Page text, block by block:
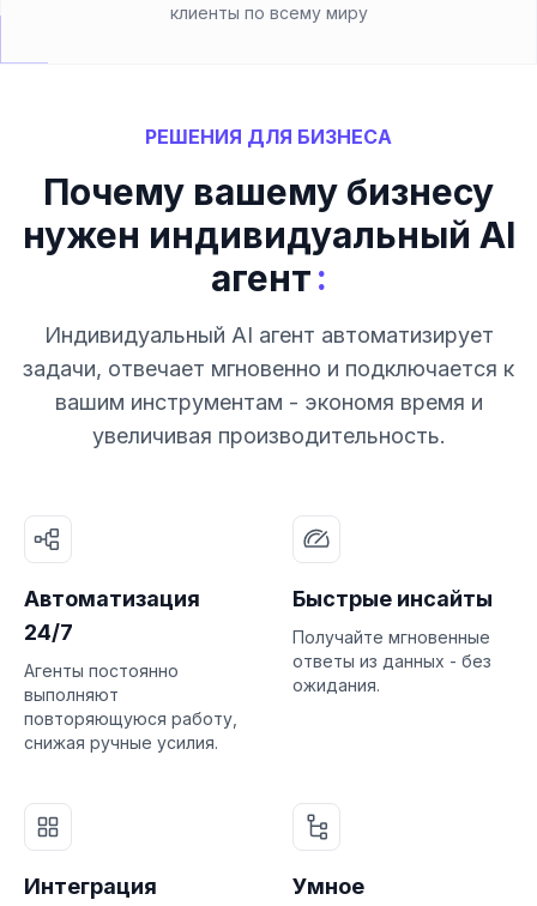
клиенты по всему миру
РЕШЕНИЯ ДЛЯ БИЗНЕСА
Почему вашему бизнесу
нужен индивидуальный AI
агент:
Индивидуальный AI агент автоматизирует
задачи, отвечает мгновенно и подключается к
вашим инструментам - экономя время и
увеличивая производительность.
Автоматизация
24/7
Агенты постоянно
выполняют
повторяющуюся работу,
снижая ручные усилия.
Быстрые инсайты
Получайте мгновенные
ответы из данных - без
ожидания.
Интеграция
Умное